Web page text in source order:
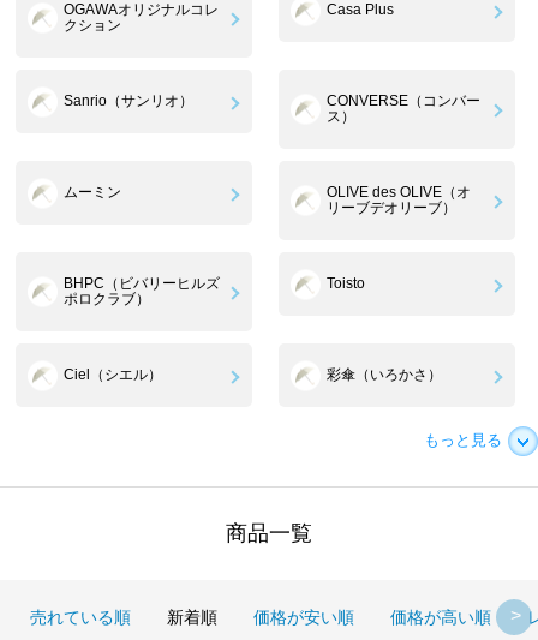
OGAWAオリジナルコレ
クション
Casa Plus
Sanrio（サンリオ）
CONVERSE（コンバー
ス）
ムーミン
OLIVE des OLIVE（オ
リーブデオリーブ）
BHPC（ビバリーヒルズ
ポロクラブ）
Toisto
Ciel（シエル） 彩傘（いろかさ）
もっと見る
商品一覧
売れている順 新着順 価格が安い順 価格が高い順